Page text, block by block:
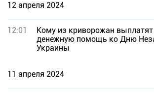
12 апреля 2024
12:01
Кому из криворожан
денежную помощь ко Дню
Украины
11 апреля 2024